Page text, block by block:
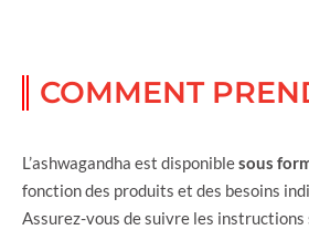
COMMENT
L’ashwagandha est disponiblesous
fonction des produits et des besoins
Assurez-vous de suivre les instructions